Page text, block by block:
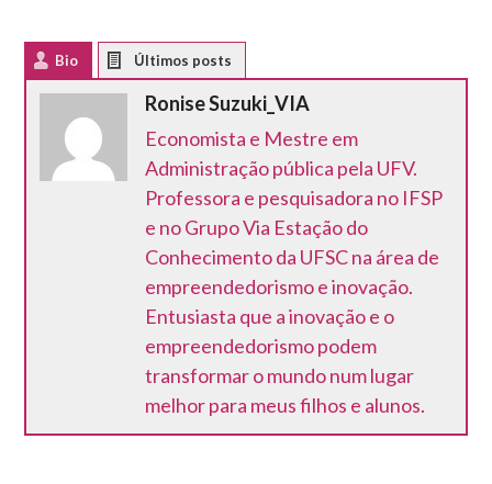
Bio
Ronise Suzuki_VIA
Economista e Mestre em
Administração pública pela UFV.
Professora e pesquisadora no IFSP
e no Grupo Via Estação do
Conhecimento da UFSC na área de
empreendedorismo e inovação.
Entusiasta que a inovação e o
empreendedorismo podem
transformar o mundo num lugar
melhor para meus filhos e alunos.